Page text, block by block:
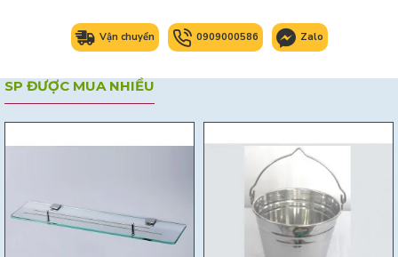
Vận chuyển 0909000586 Zalo
SP ĐƯỢC MUA NHIỀU